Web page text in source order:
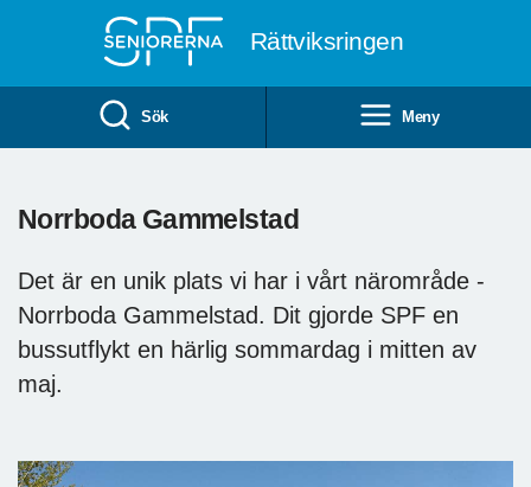
Rättviksringen
Sök Meny
Norrboda Gammelstad
Det är en unik plats vi har i vårt närområde -
Norrboda Gammelstad. Dit gjorde SPF en
bussutflykt en härlig sommardag i mitten av
maj.